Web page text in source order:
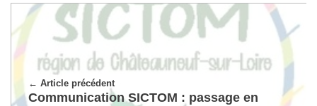
Article précédent
Communication SICTOM : passage en